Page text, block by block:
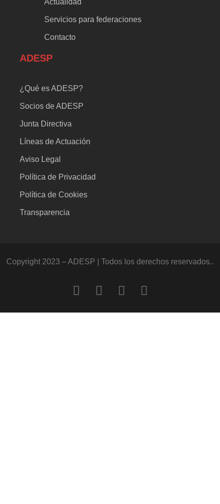
Servicios para federaciones
Contacto
ADESP
¿Qué es ADESP?
Socios de ADESP
Junta Directiva
Líneas de Actuación
Aviso Legal
Política de Privacidad
Política de Cookies
Transparencia
Copyright 2023 – ADESP | Todos los derechos reservados..